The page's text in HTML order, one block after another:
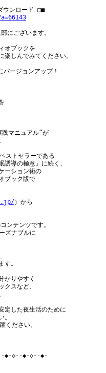
ウンロード □■
にございます。
オブックを
しんでみてください。
ージョンアップ！
践マニュアル”が
ストセラーである
誘導の極意』に続く、
ーション術の
ブック版で
）から
ンテンツです。
ズナブルに
す。
かりやすく
クスなど、
定した夜生活のために
。
ください。
◆-◇--◆-◇--◆-